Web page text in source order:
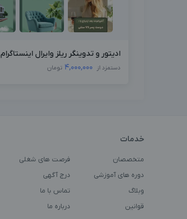
ادیتور و تدوینگر ریلز وایرال اینستاگرام
دستمزد از 4,000,000 تومان
خدمات
متخصصان
فرصت های شغلی
دوره های آموزشی
درج آگهی
وبلاگ
تماس با ما
قوانین
درباره ما